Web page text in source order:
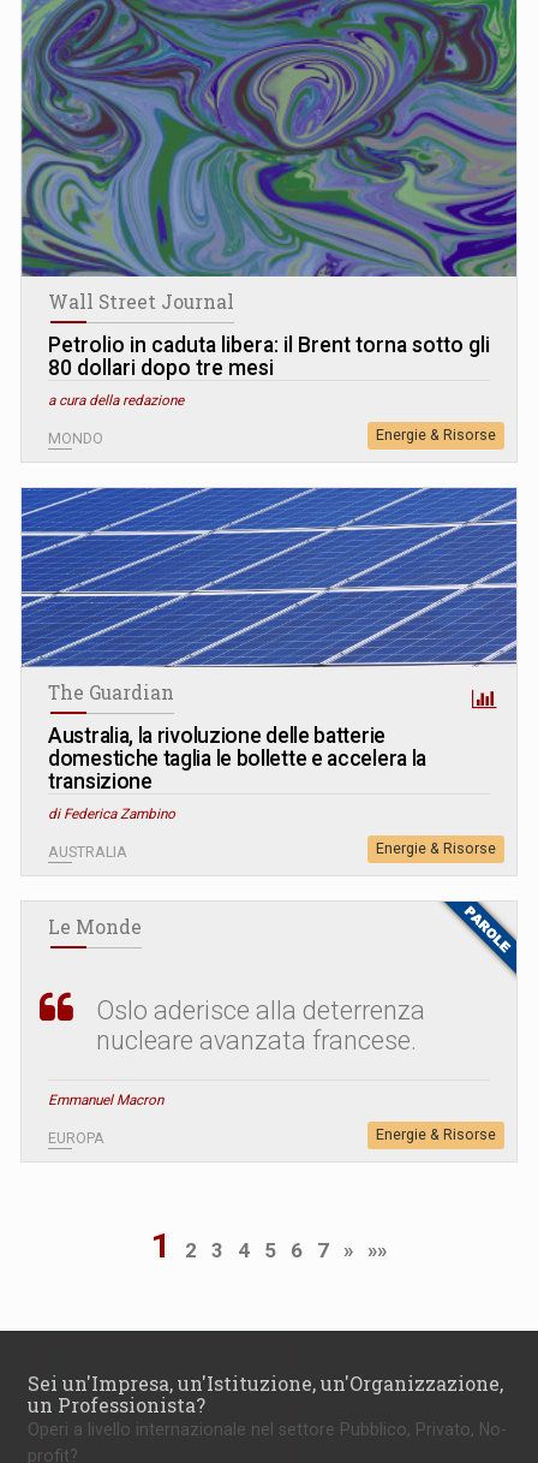
Wall Street Journal
Petrolio in caduta libera: il Brent torna sotto gli
80 dollari dopo tre mesi
a cura della redazione
MONDO Energie & Risorse
The Guardian
Australia, la rivoluzione delle batterie
domestiche taglia le bollette e accelera la
transizione
di Federica Zambino
AUSTRALIA Energie & Risorse
Le Monde
Oslo aderisce alla deterrenza
nucleare avanzata francese.
Emmanuel Macron
EUROPA Energie & Risorse
1 2 3 4 5 6 7 » »»
Sei un'Impresa, un'Istituzione, un'Organizzazione,
un Professionista?
Operi a livello internazionale nel settore Pubblico, Privato, No-
profit?